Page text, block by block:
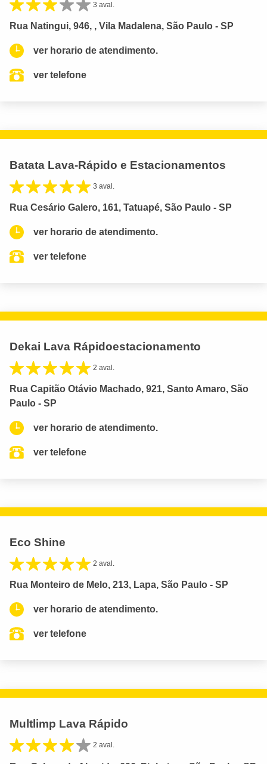
3 aval.
Rua Natingui, 946, , Vila Madalena, São Paulo - SP
ver horario de atendimento.
ver telefone
Batata Lava-Rápido e Estacionamentos
3 aval.
Rua Cesário Galero, 161, Tatuapé, São Paulo - SP
ver horario de atendimento.
ver telefone
Dekai Lava Rápidoestacionamento
2 aval.
Rua Capitão Otávio Machado, 921, Santo Amaro, São
Paulo - SP
ver horario de atendimento.
ver telefone
Eco Shine
2 aval.
Rua Monteiro de Melo, 213, Lapa, São Paulo - SP
ver horario de atendimento.
ver telefone
Multlimp Lava Rápido
2 aval.